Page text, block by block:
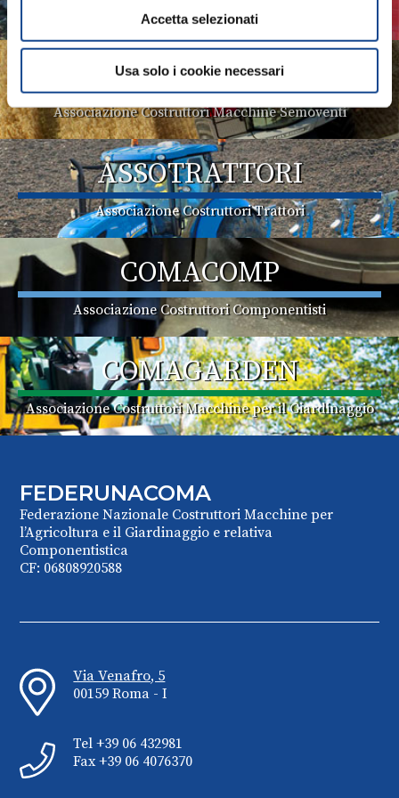
Accetta selezionati
Usa solo i cookie necessari
Associazione Costruttori Implements
ASSOMASE
Associazione Costruttori Macchine Semoventi
ASSOTRATTORI
Associazione Costruttori Trattori
COMACOMP
Associazione Costruttori Componentisti
COMAGARDEN
Associazione Costruttori Macchine per il Giardinaggio
FEDERUNACOMA
Federazione Nazionale Costruttori Macchine per
l’Agricoltura e il Giardinaggio e relativa
Componentistica
CF: 06808920588
Via Venafro, 5
00159 Roma - I
Tel +39 06 432981
Fax +39 06 4076370